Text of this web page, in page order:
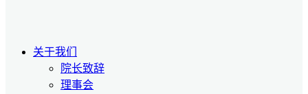
关于我们
院长致辞
理事会